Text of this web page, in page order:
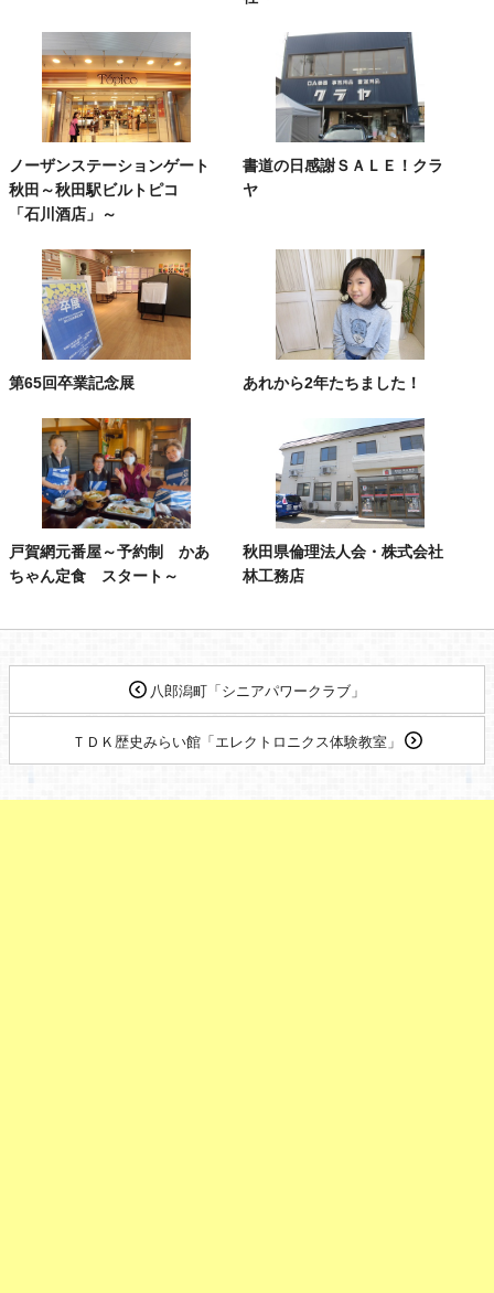
ノーザンステーションゲート
秋田～秋田駅ビルトピコ
「石川酒店」～
書道の日感謝ＳＡＬＥ！クラ
ヤ
第65回卒業記念展 あれから2年たちました！
戸賀網元番屋～予約制 かあ
ちゃん定食 スタート～
秋田県倫理法人会・株式会社
林工務店
八郎潟町「シニアパワークラブ」
ＴＤＫ歴史みらい館「エレクトロニクス体験教室」